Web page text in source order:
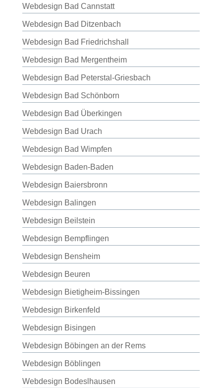
Webdesign Bad Cannstatt
Webdesign Bad Ditzenbach
Webdesign Bad Friedrichshall
Webdesign Bad Mergentheim
Webdesign Bad Peterstal-Griesbach
Webdesign Bad Schönborn
Webdesign Bad Überkingen
Webdesign Bad Urach
Webdesign Bad Wimpfen
Webdesign Baden-Baden
Webdesign Baiersbronn
Webdesign Balingen
Webdesign Beilstein
Webdesign Bempflingen
Webdesign Bensheim
Webdesign Beuren
Webdesign Bietigheim-Bissingen
Webdesign Birkenfeld
Webdesign Bisingen
Webdesign Böbingen an der Rems
Webdesign Böblingen
Webdesign Bodeslhausen